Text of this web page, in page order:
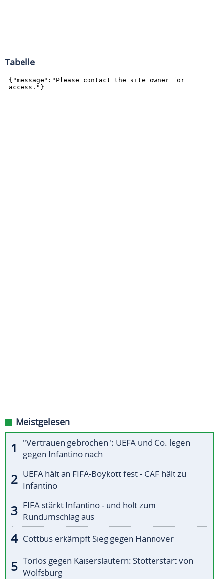
Tabelle
Meistgelesen
"Vertrauen gebrochen": UEFA und Co. legen
gegen Infantino nach
UEFA hält an FIFA-Boykott fest - CAF hält zu
Infantino
FIFA stärkt Infantino - und holt zum
Rundumschlag aus
Cottbus erkämpft Sieg gegen Hannover
Torlos gegen Kaiserslautern: Stotterstart von
Wolfsburg